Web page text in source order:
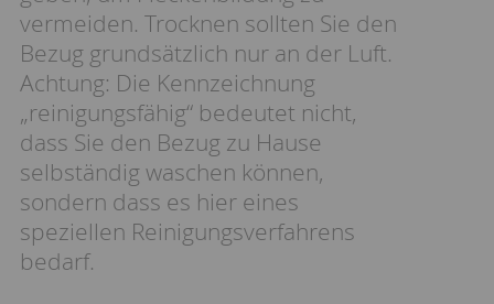
vermeiden. Trocknen sollten Sie den
Bezug grundsätzlich nur an der Luft.
Achtung: Die Kennzeichnung
„reinigungsfähig“ bedeutet nicht,
dass Sie den Bezug zu Hause
selbständig waschen können,
sondern dass es hier eines
speziellen Reinigungsverfahrens
bedarf.